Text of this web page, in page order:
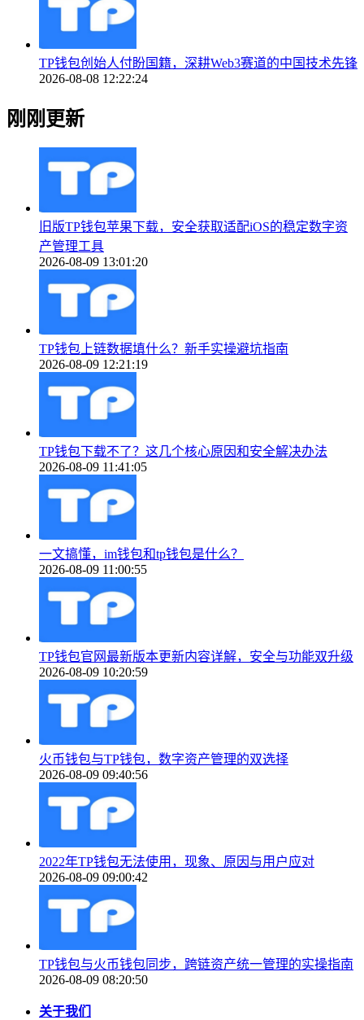
TP钱包创始人付盼国籍，深耕Web3赛道的中国技术先锋
2026-08-08 12:22:24
刚刚更新
旧版TP钱包苹果下载，安全获取适配iOS的稳定数字资
产管理工具
2026-08-09 13:01:20
TP钱包上链数据填什么？新手实操避坑指南
2026-08-09 12:21:19
TP钱包下载不了？这几个核心原因和安全解决办法
2026-08-09 11:41:05
一文搞懂，im钱包和tp钱包是什么？
2026-08-09 11:00:55
TP钱包官网最新版本更新内容详解，安全与功能双升级
2026-08-09 10:20:59
火币钱包与TP钱包，数字资产管理的双选择
2026-08-09 09:40:56
2022年TP钱包无法使用，现象、原因与用户应对
2026-08-09 09:00:42
TP钱包与火币钱包同步，跨链资产统一管理的实操指南
2026-08-09 08:20:50
关于我们